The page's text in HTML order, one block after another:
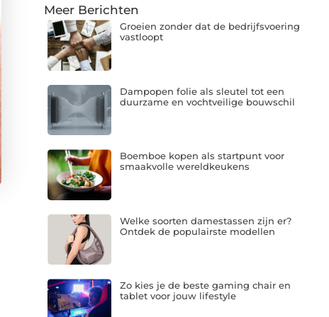
Meer Berichten
Groeien zonder dat de bedrijfsvoering
vastloopt
Dampopen folie als sleutel tot een
duurzame en vochtveilige bouwschil
Boemboe kopen als startpunt voor
smaakvolle wereldkeukens
Welke soorten damestassen zijn er?
Ontdek de populairste modellen
Zo kies je de beste gaming chair en
tablet voor jouw lifestyle